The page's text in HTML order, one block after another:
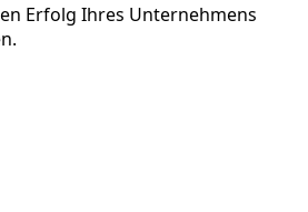
Erfolg Ihres Unternehmens